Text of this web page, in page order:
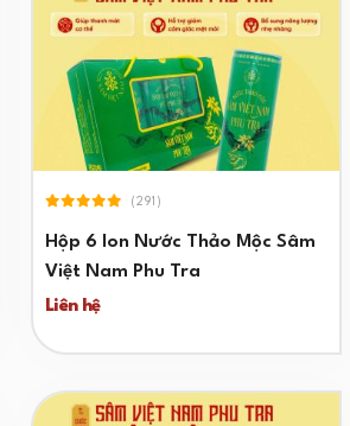
(291)
Hộp 6 lon Nước Thảo Mộc Sâm
Việt Nam Phu Tra
Liên hệ